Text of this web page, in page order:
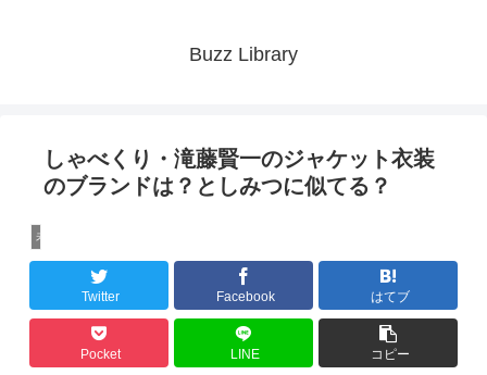
Buzz Library
しゃべくり・滝藤賢一のジャケット衣装
のブランドは？としみつに似てる？
未分類
Twitter Facebook はてブ
Pocket LINE コピー